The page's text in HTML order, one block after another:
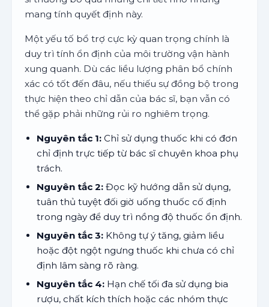
mang tính quyết định này.
Một yếu tố bổ trợ cực kỳ quan trọng chính là
duy trì tính ổn định của môi trường vận hành
xung quanh. Dù các liều lượng phân bổ chính
xác có tốt đến đâu, nếu thiếu sự đồng bộ trong
thực hiện theo chỉ dẫn của bác sĩ, bạn vẫn có
thể gặp phải những rủi ro nghiêm trọng.
Nguyên tắc 1: Chỉ sử dụng thuốc khi có đơn
chỉ định trực tiếp từ bác sĩ chuyên khoa phụ
trách.
Nguyên tắc 2: Đọc kỹ hướng dẫn sử dụng,
tuân thủ tuyệt đối giờ uống thuốc cố định
trong ngày để duy trì nồng độ thuốc ổn định.
Nguyên tắc 3: Không tự ý tăng, giảm liều
hoặc đột ngột ngưng thuốc khi chưa có chỉ
định lâm sàng rõ ràng.
Nguyên tắc 4: Hạn chế tối đa sử dụng bia
rượu, chất kích thích hoặc các nhóm thực